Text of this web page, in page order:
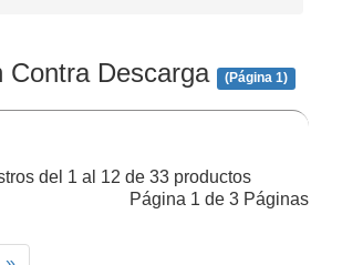
Contra Descarga (Página 1)
del 1 al 12 de 33 productos
Página 1 de 3 Páginas